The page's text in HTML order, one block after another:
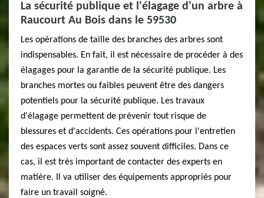
La sécurité publique et l'élagage d'un arbre à
Raucourt Au Bois dans le 59530
Les opérations de taille des branches des arbres sont
indispensables. En fait, il est nécessaire de procéder à des
élagages pour la garantie de la sécurité publique. Les
branches mortes ou faibles peuvent être des dangers
potentiels pour la sécurité publique. Les travaux
d'élagage permettent de prévenir tout risque de
blessures et d'accidents. Ces opérations pour l'entretien
des espaces verts sont assez souvent difficiles. Dans ce
cas, il est très important de contacter des experts en
matière. Il va utiliser des équipements appropriés pour
faire un travail soigné.